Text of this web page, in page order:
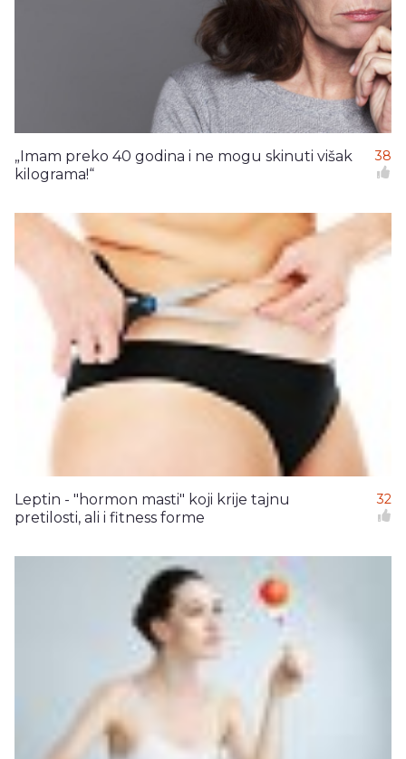
„Imam preko 40 godina i ne mogu skinuti višak
kilograma!“
38
Leptin - "hormon masti" koji krije tajnu
pretilosti, ali i fitness forme
32